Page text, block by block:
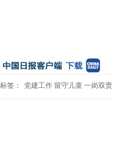
标签： 党建工作 留守儿童 一岗双责